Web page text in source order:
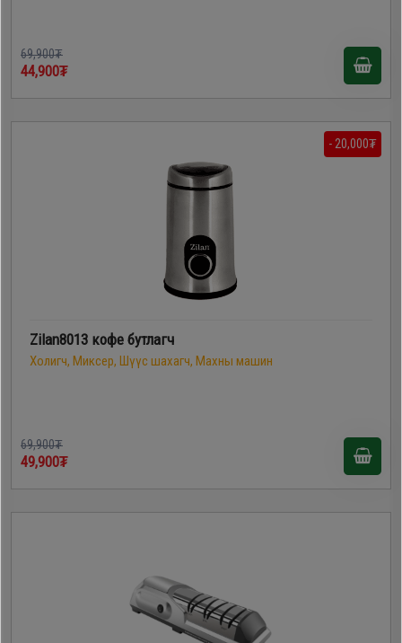
69,900₮
44,900₮
- 20,000₮
Zilan8013 кофе бутлагч
Холигч, Миксер, Шүүс шахагч, Махны машин
69,900₮
49,900₮